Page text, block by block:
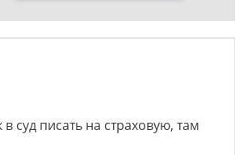
суд писать на страховую, там